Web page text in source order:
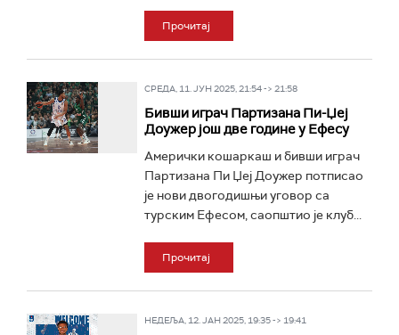
Прочитај
СРЕДА, 11. ЈУН 2025, 21:54 -> 21:58
Бивши играч Партизана Пи-Џеј
Доужер још две године у Ефесу
Амерички кошаркаш и бивши играч
Партизана Пи Џеј Доужер потписао
је нови двогодишњи уговор са
турским Ефесом, саопштио је клуб...
Прочитај
НЕДЕЉА, 12. ЈАН 2025, 19:35 -> 19:41